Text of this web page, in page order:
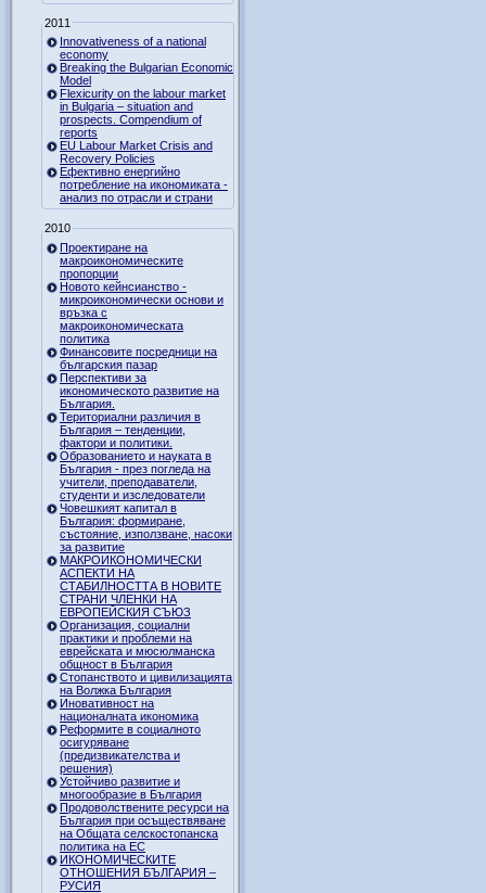
2011
Innovativeness of a national
economy
Breaking the Bulgarian Economic
Model
Flexicurity on the labour market
in Bulgaria – situation and
prospects. Compendium of
reports
EU Labour Market Crisis and
Recovery Policies
Ефективно енергийно
потребление на икономиката -
анализ по отрасли и страни
2010
Проектиране на
макроикономическите
пропорции
Новото кейнсианство -
микроикономически основи и
връзка с
макроикономическата
политика
Финансовите посредници на
българския пазар
Перспективи за
икономическото развитие на
България.
Териториални различия в
България – тенденции,
фактори и политики.
Образованието и науката в
България - през погледа на
учители, преподаватели,
студенти и изследователи
Човешкият капитал в
България: формиране,
състояние, използване, насоки
за развитие
МАКРОИКОНОМИЧЕСКИ
АСПЕКТИ НА
СТАБИЛНОСТТА В НОВИТЕ
СТРАНИ ЧЛЕНКИ НА
ЕВРОПЕЙСКИЯ СЪЮЗ
Организация, социални
практики и проблеми на
еврейската и мюсюлманска
общност в България
Стопанството и цивилизацията
на Волжка България
Иновативност на
националната икономика
Реформите в социалното
осигуряване
(предизвикателства и
решения)
Устойчиво развитие и
многообразие в България
Продоволствените ресурси на
България при осъществяване
на Общата селскостопанска
политика на ЕС
ИКОНОМИЧЕСКИТЕ
ОТНОШЕНИЯ БЪЛГАРИЯ –
РУСИЯ